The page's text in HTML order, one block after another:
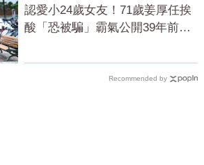
認愛小24歲女友！71歲姜厚任挨
酸「恐被騙」霸氣公開39年前鐵
Recommended by